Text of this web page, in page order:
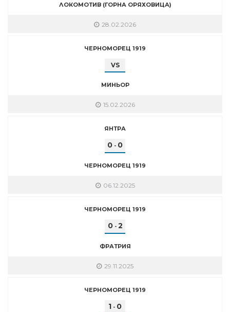
ЛОКОМОТИВ (ГОРНА ОРЯХОВИЦА)
28.02.2026
ЧЕРНОМОРЕЦ 1919
VS
МИНЬОР
15.02.2026
ЯНТРА
0 - 0
ЧЕРНОМОРЕЦ 1919
06.12.2025
ЧЕРНОМОРЕЦ 1919
0- 2
ФРАТРИЯ
29.11.2025
ЧЕРНОМОРЕЦ 1919
1 - 0